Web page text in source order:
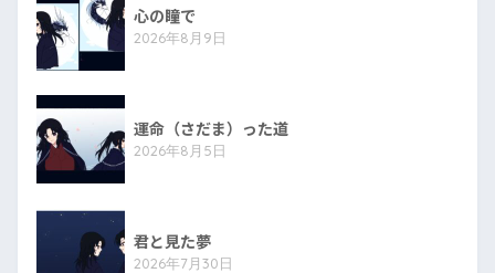
心の瞳で
2026年8月9日
運命（さだま）った道
2026年8月5日
君と見た夢
2026年7月30日